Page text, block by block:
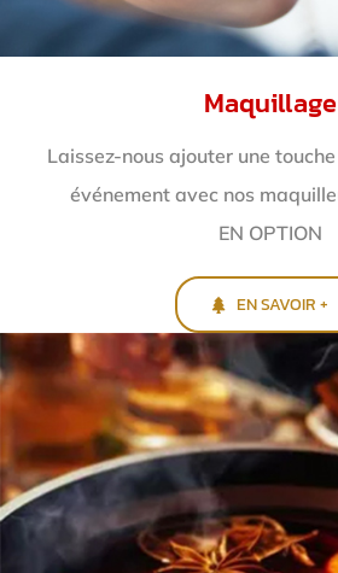
Maquillage
Laissez-nous ajouter une
événement avec nos
EN OPTION
EN SAVOIR +